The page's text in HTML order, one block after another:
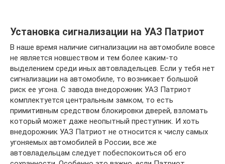
Установка сигнализации на УАЗ Патриот
В наше время наличие сигнализации на автомобиле вовсе
не является новшеством и тем более каким-то
выделением среди иных автовладельцев. Если у тебя нет
сигнализации на автомобиле, то возникает большой
риск ее угона. С завода внедорожник УАЗ Патриот
комплектуется центральным замком, то есть
примитивным средством блокировки дверей, взломать
который может даже неопытный преступник. И хоть
внедорожник УАЗ Патриот не относится к числу самых
угоняемых автомобилей в России, все же
автовладельцам следует побеспокоиться об его